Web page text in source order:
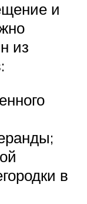
и
из
в